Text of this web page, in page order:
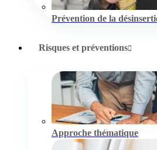
Prévention de la
Risques et préventions
Approche thématique